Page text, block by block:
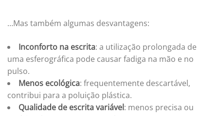
…Mas também algumas desvantagens:
Inconforto na escrita: a utilização prolongada de
uma esferográfica pode causar fadiga na mão e no
pulso.
Menos ecológica: frequentemente descartável,
contribui para a poluição plástica.
Qualidade de escrita variável: menos precisa ou